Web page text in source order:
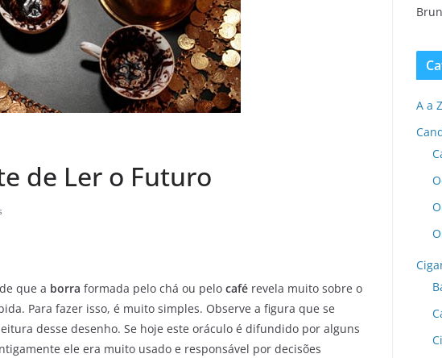
de Ler o Futuro
que a borra formada pelo chá ou pelo café revela muito sobre o
Para fazer isso, é muito simples. Observe a figura que se
desse desenho. Se hoje este oráculo é difundido por alguns
ele era muito usado e responsável por decisões
A a